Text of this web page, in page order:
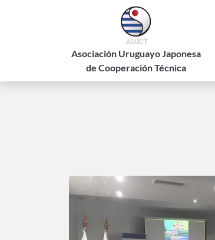
Asociación Uruguayo Japonesa
de Cooperación Técnica